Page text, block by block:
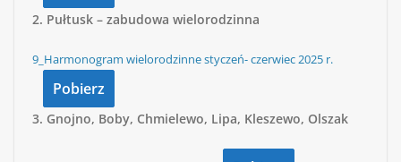
2. Pułtusk – zabudowa wielorodzinna
9_Harmonogram wielorodzinne styczeń- czerwiec 2025 r.
Pobierz
3. Gnojno, Boby, Chmielewo, Lipa, Kleszewo, Olszak